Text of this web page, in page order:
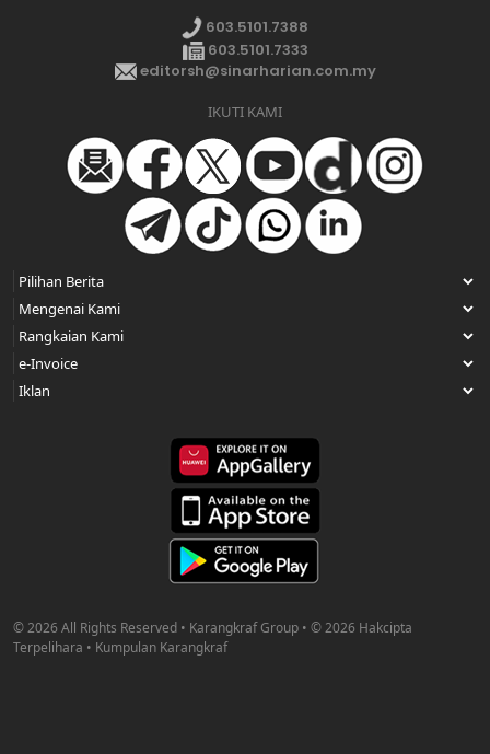
603.5101.7388
603.5101.7333
editorsh@sinarharian.com.my
IKUTI KAMI
© 2026 All Rights Reserved • Karangkraf Group • © 2026 Hakcipta
Terpelihara • Kumpulan Karangkraf